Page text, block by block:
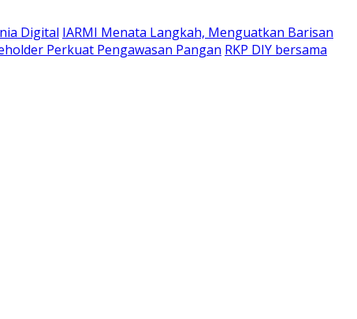
Digital IARMI Menata Langkah, Menguatkan Barisan
Perkuat Pengawasan Pangan RKP DIY bersama